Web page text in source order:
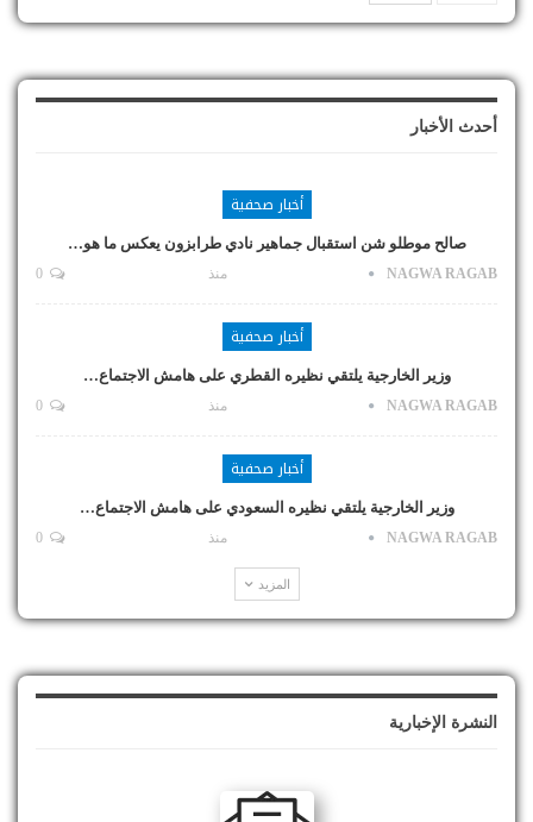
أحدث الأخبار
أخبار صحفية
صالح موطلو شن استقبال جماهير نادي طرابزون يعكس ما هو…
NAGWA RAGAB منذ
أخبار صحفية
وزير الخارجية يلتقي نظيره القطري على هامش الاجتماع…
NAGWA RAGAB منذ
أخبار صحفية
وزير الخارجية يلتقي نظيره السعودي على هامش الاجتماع…
NAGWA RAGAB منذ
المزيد
النشرة الإخبارية